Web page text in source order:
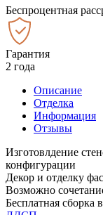
Беспроцентная
Гарантия
2 года
Описание
Отделка
Информация
Отзывы
Изготовлдение
конфигурации
Декор и отделку
Возможно
Бесплатная сборка